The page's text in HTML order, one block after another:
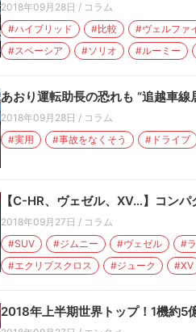
2018年09月28日 / コラム
#ハイブリッド
#比較 #ヴェルファ
#スペーシア
#ソリオ #ルーミー
あおり運転助長の恐れも “追越車線
2018年09月28日 / コラム
#実用
#事故をなくそう #ドライブ
【C-HR、ヴェゼル、XV…】コン
2018年09月27日 / コラム
#SUV
#ジムニー #ヴェゼル #
#エクリプスクロス
#ジューク #XV
2018年上半期世界トップ！1機約5